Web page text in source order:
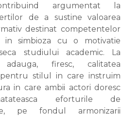
argumentat la
de a sustine valoarea
destinat competentelor
in simbioza cu o motivatie
studiului academic. La
firesc, calitatea
stilul in care instruim
in care ambii actori doresc
eforturile de
pe fondul armonizarii